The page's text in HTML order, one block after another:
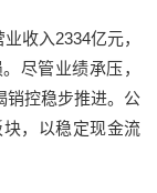
收入2334亿元，
尽管业绩承压，
销控稳步推进。公
，以稳定现金流